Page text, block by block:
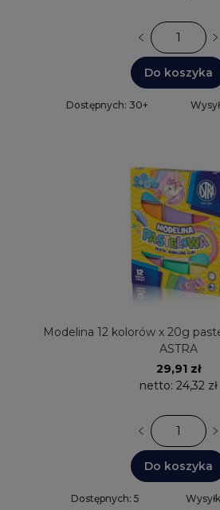
Do koszyka
Dostępnych: 30+
Modelina 12 kolorów x 20g
ASTRA
29,91 zł
netto: 24,32 zł
Do koszyka
Dostępnych: 5